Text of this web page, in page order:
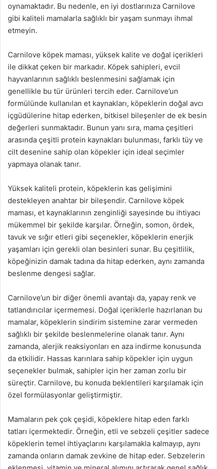
oynamaktadır. Bu nedenle, en iyi dostlarınıza Carnilove
gibi kaliteli mamalarla sağlıklı bir yaşam sunmayı ihmal
etmeyin.
Carnilove köpek maması, yüksek kalite ve doğal içerikleri
ile dikkat çeken bir markadır. Köpek sahipleri, evcil
hayvanlarının sağlıklı beslenmesini sağlamak için
genellikle bu tür ürünleri tercih eder. Carnilove’un
formülünde kullanılan et kaynakları, köpeklerin doğal avcı
içgüdülerine hitap ederken, bitkisel bileşenler de ek besin
değerleri sunmaktadır. Bunun yanı sıra, mama çeşitleri
arasında çeşitli protein kaynakları bulunması, farklı tüy ve
cilt desenine sahip olan köpekler için ideal seçimler
yapmaya olanak tanır.
Yüksek kaliteli protein, köpeklerin kas gelişimini
destekleyen anahtar bir bileşendir. Carnilove köpek
maması, et kaynaklarının zenginliği sayesinde bu ihtiyacı
mükemmel bir şekilde karşılar. Örneğin, somon, ördek,
tavuk ve sığır etleri gibi seçenekler, köpeklerin enerjik
yaşamları için gerekli olan besinleri sunar. Bu çeşitlilik,
köpeğinizin damak tadına da hitap ederken, aynı zamanda
beslenme dengesi sağlar.
Carnilove’un bir diğer önemli avantajı da, yapay renk ve
tatlandırıcılar içermemesi. Doğal içeriklerle hazırlanan bu
mamalar, köpeklerin sindirim sistemine zarar vermeden
sağlıklı bir şekilde beslenmelerine olanak tanır. Aynı
zamanda, alerjik reaksiyonları en aza indirme konusunda
da etkilidir. Hassas karınlara sahip köpekler için uygun
seçenekler bulmak, sahipler için her zaman zorlu bir
süreçtir. Carnilove, bu konuda beklentileri karşılamak için
özel formülasyonlar geliştirmiştir.
Mamaların pek çok çeşidi, köpeklere hitap eden farklı
tatları içermektedir. Örneğin, etli ve sebzeli çeşitler sadece
köpeklerin temel ihtiyaçlarını karşılamakla kalmayıp, aynı
zamanda onların damak zevkine de hitap eder. Sebzelerin